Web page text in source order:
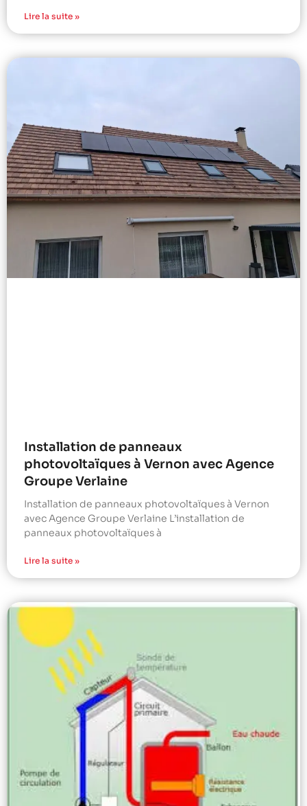
Lire la suite »
Installation de panneaux
photovoltaïques à Vernon avec Agence
Groupe Verlaine
Installation de panneaux photovoltaïques à Vernon
avec Agence Groupe Verlaine L’installation de
panneaux photovoltaïques à
Lire la suite »